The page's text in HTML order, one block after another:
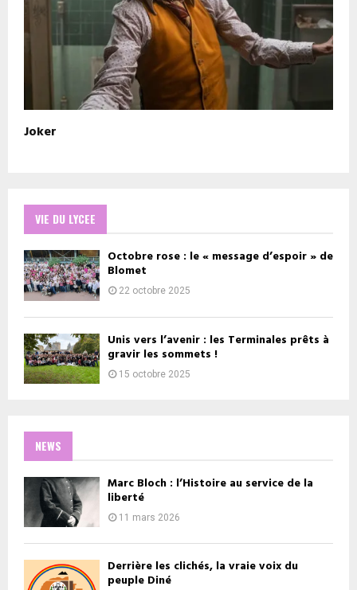
Joker
VIE DU LYCEE
Octobre rose : le « message d’espoir » de
Blomet
22 octobre 2025
Unis vers l’avenir : les Terminales prêts à
gravir les sommets !
15 octobre 2025
NEWS
Marc Bloch : l’Histoire au service de la
liberté
11 mars 2026
Derrière les clichés, la vraie voix du
peuple Diné